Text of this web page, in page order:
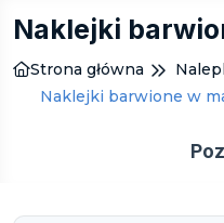
Naklejki
Strona główna
Naklejki barwione w